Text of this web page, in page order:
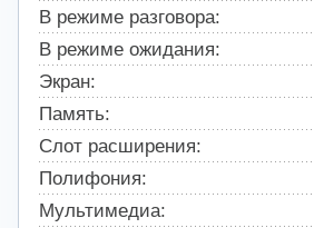
В режиме разговора:
В режиме ожидания:
Экран:
Память:
Слот расширения:
Полифония:
Мультимедиа: